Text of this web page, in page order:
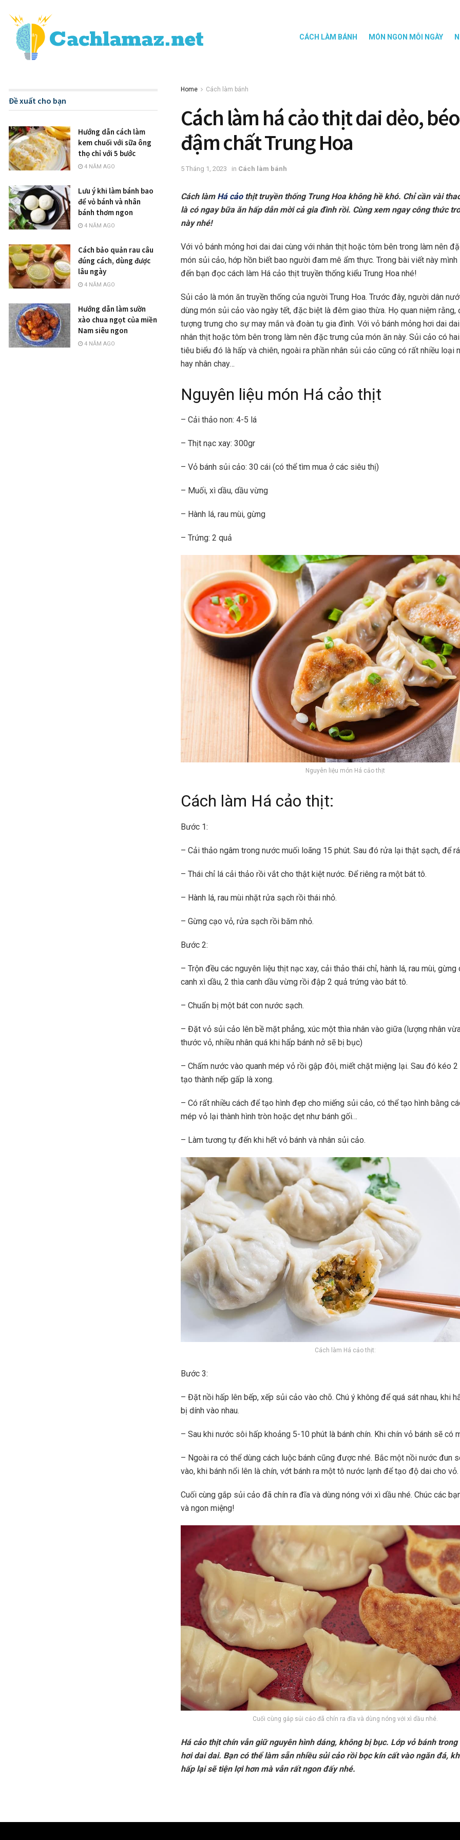
CÁCH LÀM BÁNH MÓN NGON MỖI NGÀY
Home Cách làm bánh
Cách làm há cảo thịt dai dẻo,
đậm chất Trung Hoa
5 Tháng 1, 2023 in Cách làm bánh
Cách làm Há cảothịt truyền thống Trung Hoa không hề khó. Chỉ cần vài
là có ngay bữa ăn hấp dẫn mời cả gia đình rồi. Cùng xem ngay công thức
này nhé!
Với vỏ bánh mỏng hơi dai dai cùng với nhân thịt hoặc tôm bên trong làm nên
món sủi cảo, hớp hồn biết bao người đam mê ẩm thực. Trong bài viết này mình
đến bạn đọc cách làm Há cảo thịt truyền thống kiểu Trung Hoa nhé!
Sủi cảo là món ăn truyền thống của người Trung Hoa. Trước đây, người dân
dùng món sủi cảo vào ngày tết, đặc biệt là đêm giao thừa. Họ quan niệm rằng,
tượng trưng cho sự may mắn và đoàn tụ gia đình. Với vỏ bánh mỏng hơi dai
nhân thịt hoặc tôm bên trong làm nên đặc trưng của món ăn này. Sủi cảo có
tiêu biểu đó là hấp và chiên, ngoài ra phần nhân sủi cảo cũng có rất nhiều loại
hay nhân chay…
Nguyên liệu món Há cảo thịt
– Cải thảo non: 4-5 lá
– Thịt nạc xay: 300gr
– Vỏ bánh sủi cảo: 30 cái (có thể tìm mua ở các siêu thị)
– Muối, xì dầu, dầu vừng
– Hành lá, rau mùi, gừng
– Trứng: 2 quả
Nguyên liệu món Há cảo thịt
Cách làm Há cảo thịt:
Bước 1:
– Cải thảo ngâm trong nước muối loãng 15 phút. Sau đó rửa lại thật sạch, để
– Thái chỉ lá cải thảo rồi vắt cho thật kiệt nước. Để riêng ra một bát tô.
– Hành lá, rau mùi nhặt rửa sạch rồi thái nhỏ.
– Gừng cạo vỏ, rửa sạch rồi băm nhỏ.
Bước 2:
– Trộn đều các nguyên liệu thịt nạc xay, cải thảo thái chỉ, hành lá, rau mùi, gừng
canh xì dầu, 2 thìa canh dầu vừng rồi đập 2 quả trứng vào bát tô.
– Chuẩn bị một bát con nước sạch.
– Đặt vỏ sủi cảo lên bề mặt phẳng, xúc một thìa nhân vào giữa (lượng nhân
thước vỏ, nhiều nhân quá khi hấp bánh nở sẽ bị bục)
– Chấm nước vào quanh mép vỏ rồi gập đôi, miết chặt miệng lại. Sau đó kéo
tạo thành nếp gấp là xong.
– Có rất nhiều cách để tạo hình đẹp cho miếng sủi cảo, có thể tạo hình bằng
mép vỏ lại thành hình tròn hoặc dẹt như bánh gối…
– Làm tương tự đến khi hết vỏ bánh và nhân sủi cảo.
Cách làm Há cảo thịt:
Bước 3:
– Đặt nồi hấp lên bếp, xếp sủi cảo vào chõ. Chú ý không để quá sát nhau, khi
bị dính vào nhau.
– Sau khi nước sôi hấp khoảng 5-10 phút là bánh chín. Khi chín vỏ bánh sẽ có
– Ngoài ra có thể dùng cách luộc bánh cũng được nhé. Bắc một nồi nước đun
vào, khi bánh nổi lên là chín, vớt bánh ra một tô nước lạnh để tạo độ dai cho vỏ.
Cuối cùng gắp sủi cảo đã chín ra đĩa và dùng nóng với xì dầu nhé. Chúc các
và ngon miệng!
Cuối cùng gắp sủi cảo đã chín ra đĩa và dùng nóng với xì dầu nhé.
Há cảo thịt chín vẫn giữ nguyên hình dáng, không bị bục. Lớp vỏ bánh
hơi dai dai. Bạn có thể làm sẵn nhiều sủi cảo rồi bọc kín cất vào ngăn đá,
hấp lại sẽ tiện lợi hơn mà vẫn rất ngon đấy nhé.
Đề xuất cho bạn
Hướng dẫn cách làm
kem chuối với sữa ông
thọ chỉ với 5 bước
4 NĂM AGO
Lưu ý khi làm bánh bao
để vỏ bánh và nhân
bánh thơm ngon
4 NĂM AGO
Cách bảo quản rau câu
đúng cách, dùng được
lâu ngày
4 NĂM AGO
Hướng dẫn làm sườn
xào chua ngọt của miền
Nam siêu ngon
4 NĂM AGO